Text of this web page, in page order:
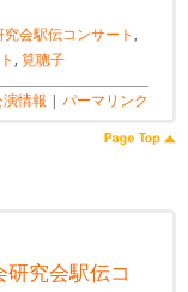
究会駅伝コンサート ,
, 筧聰子
演情報 | パーマリンク
究会駅伝コ